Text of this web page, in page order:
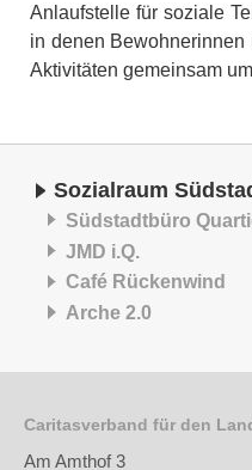
Anlaufstelle für soziale
in denen
Aktivitäten gemeinsam
Sozialraum
Südstadtbüro
JMD i.Q.
Café Rückenwind
Arche 2.0
Caritasverband für den
Am Amthof 3